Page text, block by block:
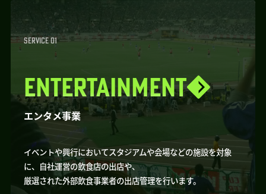
SERVICE 01
ENTERTAINMENT
エンタメ事業
イベントや興行においてスタジアムや会場などの施設を対象
に、自社運営の飲食店の出店や、
厳選された外部飲食事業者の出店管理を行います。